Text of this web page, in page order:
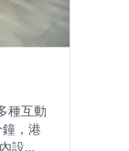
種互動
，港
設有